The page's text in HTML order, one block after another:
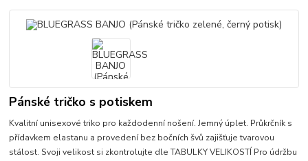
Pánské tričko s potiskem
Kvalitní unisexové triko pro každodenní nošení. Jemný úplet. Průkrčník s
přídavkem elastanu a provedení bez bočních švů zajišťuje tvarovou
stálost. Svoji velikost si zkontrolujte dle TABULKY VELIKOSTÍ Pro údržbu